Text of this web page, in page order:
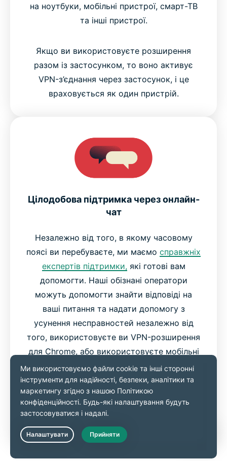
на ноутбуки, мобільні пристрої, смарт-ТВ
та інші пристрої.
Якщо ви використовуєте розширення
разом із застосунком, то воно активує
VPN-з’єднання через застосунок, і це
враховується як один пристрій.
Цілодобова підтримка через онлайн-
чат
Незалежно від того, в якому часовому
поясі ви перебуваєте, ми маємо справжніх
експертів підтримки,які готові вам
допомогти. Наші обізнані оператори
можуть допомогти знайти відповіді на
ваші питання та надати допомогу з
усунення несправностей незалежно від
того, використовуєте ви VPN-розширення
для Chrome, або використовуєте мобільні
застосунки ExpressVPN.
Ви можете перейти на портал з онлайн-
чатом на нашому сайті або безпосередньо
з вашого VPN-розширення для Chrome.